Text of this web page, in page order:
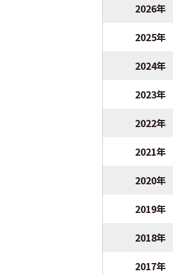
2026年
2025年
2024年
2023年
2022年
2021年
2020年
2019年
2018年
2017年